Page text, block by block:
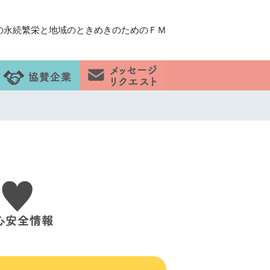
永続繁栄と地域のときめきのためのＦＭ